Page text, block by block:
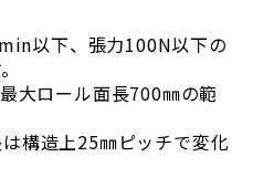
以下、張力100N以下の
大ロール面長700㎜の範
構造上25㎜ピッチで変化